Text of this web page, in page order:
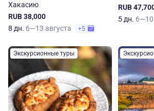
Хакасию
RUB 38,000
8 дн. 6—13 августа +5
RUB
5 дн. 6—10
Экскурсионные туры